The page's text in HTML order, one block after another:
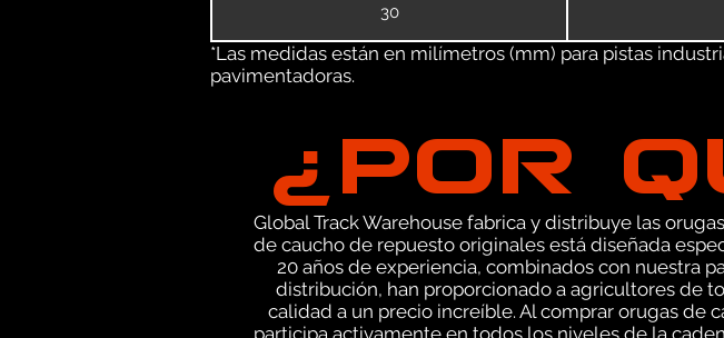
30
*Las medidas están en milímetros (mm) para pistas
pavimentadoras.
¿POR
Global Track Warehouse fabrica y distribuye las
de caucho de repuesto originales está diseñada
20 años de experiencia, combinados con nuestra
distribución, han proporcionado a agricultores de
calidad a un precio increíble. Al comprar orugas de
participa activamente en todos los niveles de la